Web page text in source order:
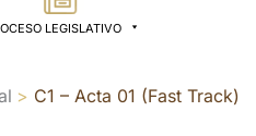
LEGISLATIVO
C1 – Acta 01 (Fast Track)